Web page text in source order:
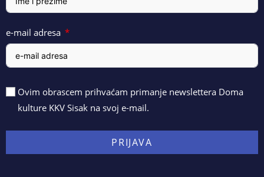
e-mail adresa
Ovim obrascem prihvaćam primanje newslettera Doma
kulture KKV Sisak na svoj e-mail.
PRIJAVA